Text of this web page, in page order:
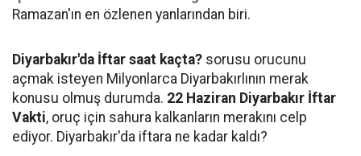
Ramazan'ın en özlenen yanlarından biri.
Diyarbakır'da İftar saat kaçta? sorusu orucunu
açmak isteyen Milyonlarca Diyarbakırlının merak
konusu olmuş durumda. 22 Haziran Diyarbakır İftar
Vakti, oruç için sahura kalkanların merakını celp
ediyor. Diyarbakır'da iftara ne kadar kaldı?